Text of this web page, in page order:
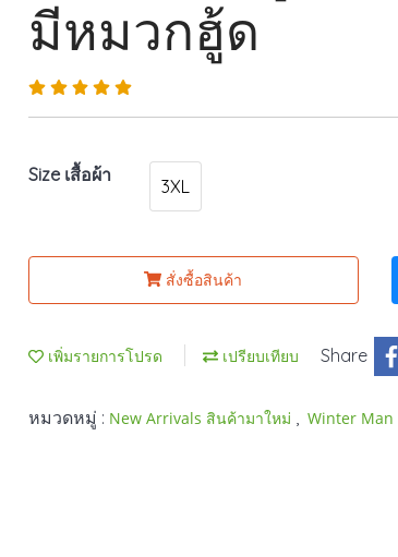
มีหมวกฮู้ด
Size เสื้อผ้า
3XL
สั่งซื้อสินค้า
เพิ่มรายการโปรด เปรียบเทียบ Share
หมวดหมู่ : New Arrivals สินค้ามาใหม่ Winter Man